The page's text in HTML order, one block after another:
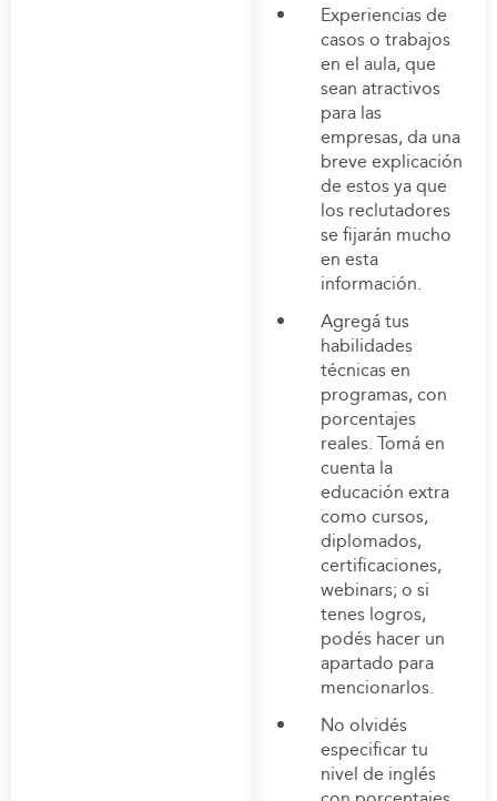
Experiencias de
casos o trabajos
en el aula, que
sean atractivos
para las
empresas, da una
breve explicación
de estos ya que
los reclutadores
se fijarán mucho
en esta
información.
Agregá tus
habilidades
técnicas en
programas, con
porcentajes
reales. Tomá en
cuenta la
educación extra
como cursos,
diplomados,
certificaciones,
webinars; o si
tenes logros,
podés hacer un
apartado para
mencionarlos.
No olvidés
especificar tu
nivel de inglés